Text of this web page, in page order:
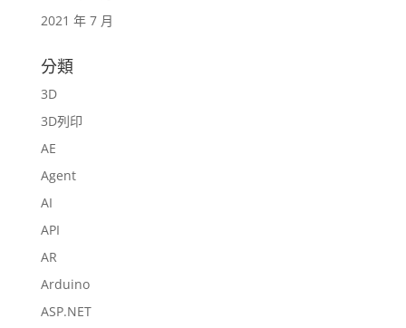
2021 年 7 月
分類
3D
3D列印
AE
Agent
AI
API
AR
Arduino
ASP.NET